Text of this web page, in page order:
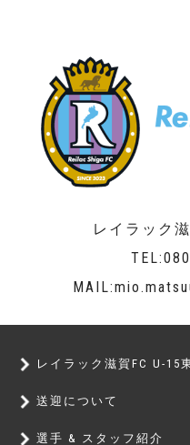
レイラック
レイラック滋賀FC U-15
送迎について
選手 & スタッフ紹介